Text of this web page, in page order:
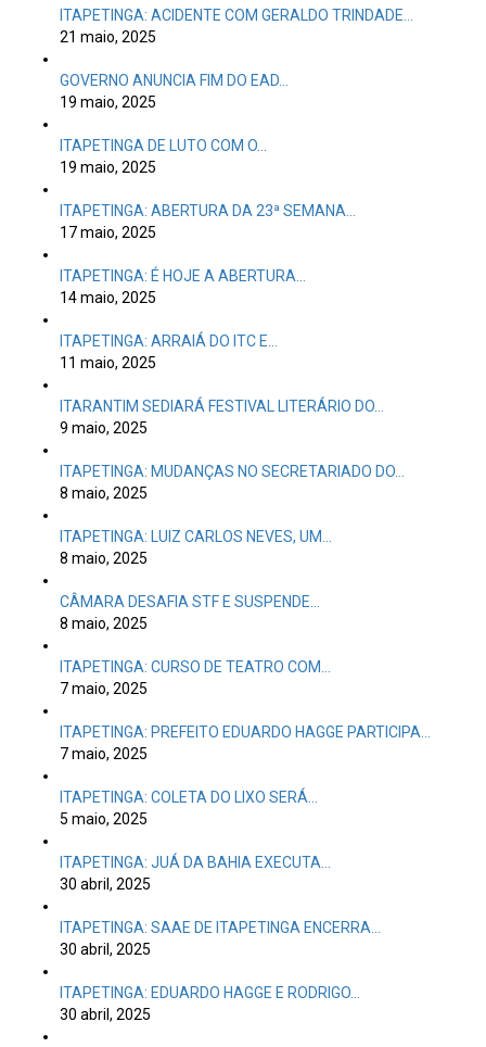
ITAPETINGA: ACIDENTE COM GERALDO TRINDADE…
21 maio, 2025
GOVERNO ANUNCIA FIM DO EAD…
19 maio, 2025
ITAPETINGA DE LUTO COM O…
19 maio, 2025
ITAPETINGA: ABERTURA DA 23ª SEMANA…
17 maio, 2025
ITAPETINGA: É HOJE A ABERTURA…
14 maio, 2025
ITAPETINGA: ARRAIÁ DO ITC E…
11 maio, 2025
ITARANTIM SEDIARÁ FESTIVAL LITERÁRIO DO…
9 maio, 2025
ITAPETINGA: MUDANÇAS NO SECRETARIADO DO…
8 maio, 2025
ITAPETINGA: LUIZ CARLOS NEVES, UM…
8 maio, 2025
CÂMARA DESAFIA STF E SUSPENDE…
8 maio, 2025
ITAPETINGA: CURSO DE TEATRO COM…
7 maio, 2025
ITAPETINGA: PREFEITO EDUARDO HAGGE PARTICIPA…
7 maio, 2025
ITAPETINGA: COLETA DO LIXO SERÁ…
5 maio, 2025
ITAPETINGA: JUÁ DA BAHIA EXECUTA…
30 abril, 2025
ITAPETINGA: SAAE DE ITAPETINGA ENCERRA…
30 abril, 2025
ITAPETINGA: EDUARDO HAGGE E RODRIGO…
30 abril, 2025